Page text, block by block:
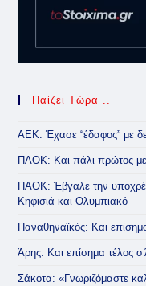
Παίζει Τώρα ..
ΑΕΚ: Έχασε “έδαφος” με
ΠΑΟΚ: Και πάλι πρώτος
ΠΑΟΚ: Έβγαλε την
Κηφισιά και Ολυμπιακό
Παναθηναϊκός: Και
Άρης: Και επίσημα τέλος
Σάκοτα: «Γνωριζόμαστε